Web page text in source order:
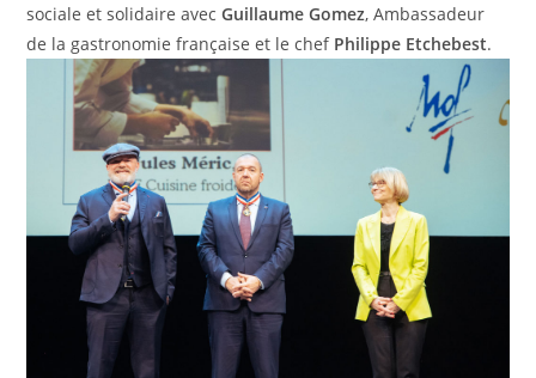
sociale et solidaire avecGuillaume Gomez, Ambassadeur
de la gastronomie française et le chef Philippe Etchebest.